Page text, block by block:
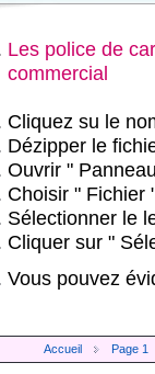
Les police de
commercial
Cliquez su le
Dézipper le
Ouvrir " P
Choisir " Fichier
Sélectionner le
Cliquer sur "
Vous pouvez
Accueil Page 1